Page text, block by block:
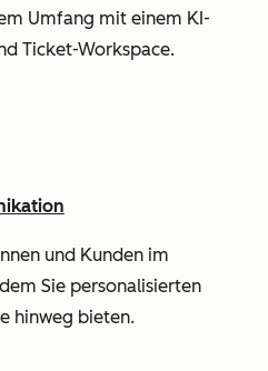
Umfang mit einem KI-
Ticket-Workspace.
und Kunden im
Sie personalisierten
hinweg bieten.